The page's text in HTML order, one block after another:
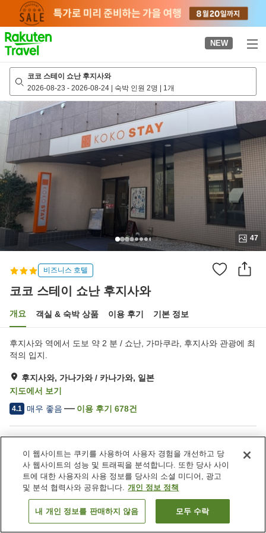
page
NEW
코코 스테이 쇼난 후지사와
2026-08-23 - 2026-08-24 | 숙박 인원 2명 | 1개
47
비즈니스 호텔
코코 스테이 쇼난 후지사와
개요 객실 & 숙박 상품 이용 후기 기본 정보
후지사와 역에서 도보 약 2 분 / 쇼난, 가마쿠라, 후지사와 관광에 최
적의 입지.
후지사와, 가나가와 / 카나가와, 일본
지도에서 보기
4.1 매우 좋음 이용 후기 678건
스파 / 미용실
자동판매기
세탁 (유료)
택배
일본 가나가와 / 카나가와
후지사와
코코 스테이 쇼난 후지사와
객실 보기
이 웹사이트는 쿠키를 사용하여 사용자 경험을 개선하고 당
사 웹사이트의 성능 및 트래픽을 분석합니다. 또한 당사 사이
트에 대한 사용자의 사용 정보를 당사의 소셜 미디어, 광고
및 분석 협력사와 공유합니다. 개인 정보 정책
내 개인 정보를 판매하지 않음 모두 수락